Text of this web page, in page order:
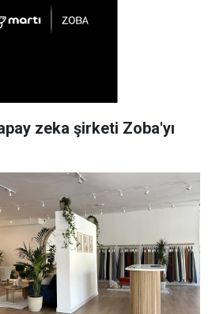
zeka şirketi Zoba'yı